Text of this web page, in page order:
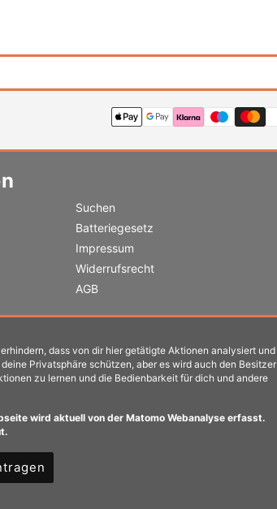
Suchen
Batteriegesetz
Impressum
Widerrufsrecht
AGB
dass von dir hier getätigte Aktionen analysiert und
Privatsphäre schützen, aber es wird auch den Besitzer
zu lernen und die Bedienbarkeit für dich und andere
wird aktuell von der Matomo Webanalyse erfasst.